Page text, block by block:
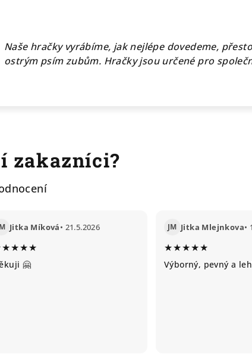
Naše hračky vyrábíme, jak nejlépe dovedeme,
ostrým psím zubům. Hračky jsou určené pro
zakazníci?
Jitka Míková• 21.5.2026
🤗
JM Jitka Mlejnkova•
★★★★★
Výborný, pevný a